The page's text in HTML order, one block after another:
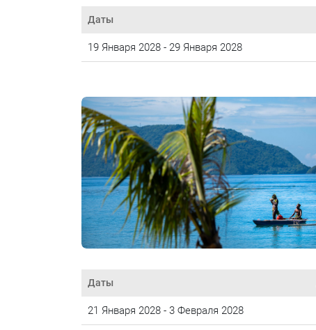
Даты
19 Января 2028 - 29 Января 2028
Даты
21 Января 2028 - 3 Февраля 2028